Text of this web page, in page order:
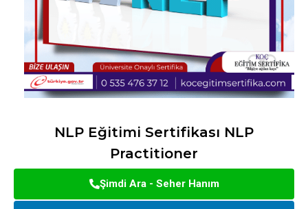
NLP Eğitimi Sertifikası NLP
Practitioner
Şimdi Ara - Seher Hanım